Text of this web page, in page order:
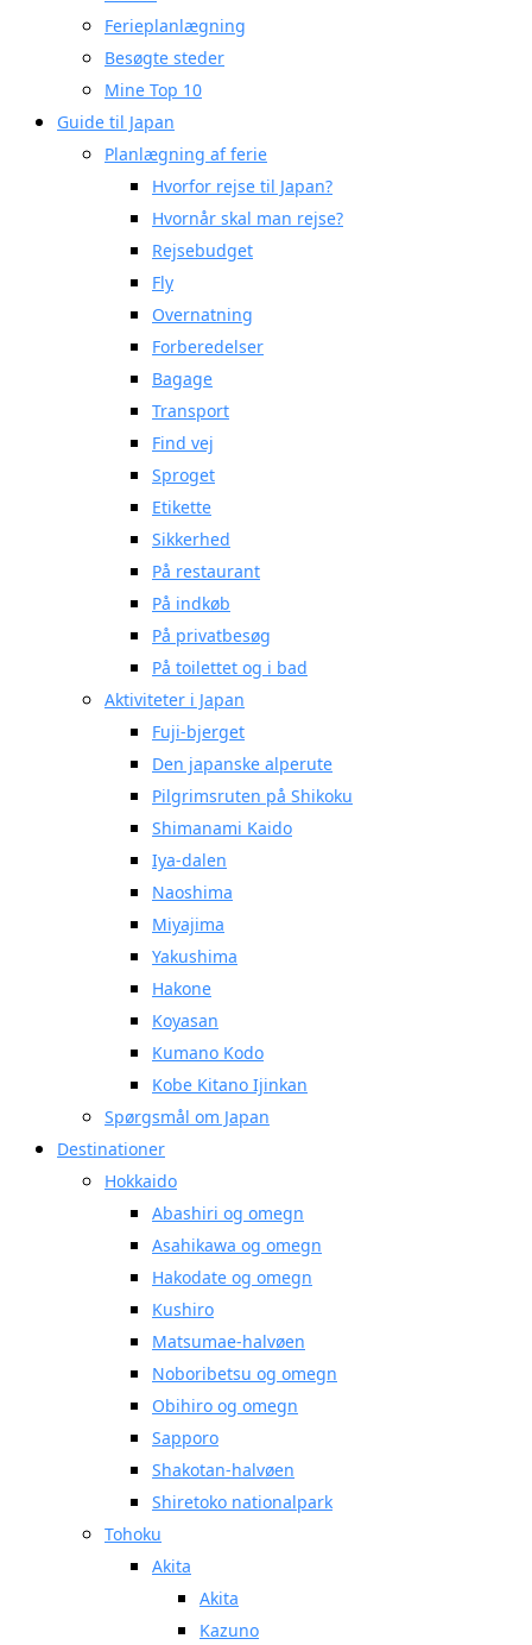
Ferieplanlægning
Besøgte steder
Mine Top 10
Guide til Japan
Planlægning af ferie
Hvorfor rejse til Japan?
Hvornår skal man rejse?
Rejsebudget
Fly
Overnatning
Forberedelser
Bagage
Transport
Find vej
Sproget
Etikette
Sikkerhed
På restaurant
På indkøb
På privatbesøg
På toilettet og i bad
Aktiviteter i Japan
Fuji-bjerget
Den japanske alperute
Pilgrimsruten på Shikoku
Shimanami Kaido
Iya-dalen
Naoshima
Miyajima
Yakushima
Hakone
Koyasan
Kumano Kodo
Kobe Kitano Ijinkan
Spørgsmål om Japan
Destinationer
Hokkaido
Abashiri og omegn
Asahikawa og omegn
Hakodate og omegn
Kushiro
Matsumae-halvøen
Noboribetsu og omegn
Obihiro og omegn
Sapporo
Shakotan-halvøen
Shiretoko nationalpark
Tohoku
Akita
Akita
Kazuno